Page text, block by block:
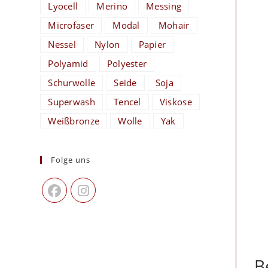
Lyocell
Merino
Messing
Microfaser
Modal
Mohair
Nessel
Nylon
Papier
Polyamid
Polyester
Schurwolle
Seide
Soja
Superwash
Tencel
Viskose
Weißbronze
Wolle Yak
Folge uns